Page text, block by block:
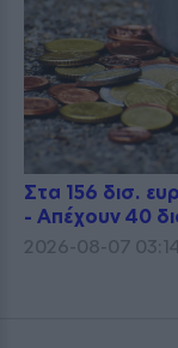
Στα 156 δισ.
- Απέχουν 40
2026-08-07